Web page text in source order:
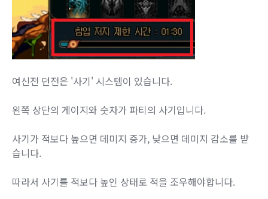
여신전 던전은 '사기' 시스템이 있습니다.
왼쪽 상단의 게이지와 숫자가 파티의 사기입니다.
사기가 적보다 높으면 데미지 증가, 낮으면 데미지 감소를 받
습니다.
따라서 사기를 적보다 높인 상태로 적을 조우해야합니다.